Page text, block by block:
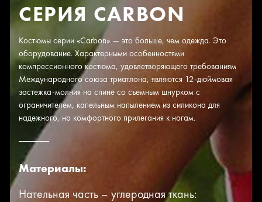
СЕРИЯ CARBON
Костюмы серии «Сarbon» — это больше, чем одежда. Это
оборудование. Характерными особенностями
компрессионного костюма, удовлетворяющего требованиям
Международного союза триатлона, являются 12-дюймовая
застежка-молния на спине со съемным шнурком с
ограничителем, капельным напылением из силикона для
надежного, но комфортного прилегания к ногам.
Материалы:
Нательная часть – углеродная ткань: